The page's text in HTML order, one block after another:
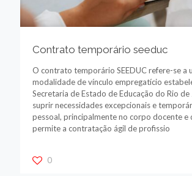
Contrato temporário seeduc
O contrato temporário SEEDUC refere-se a
modalidade de vínculo empregatício
Secretaria de Estado de Educação do Rio
suprir necessidades excepcionais e
pessoal, principalmente no corpo docente e
permite a contratação ágil de profissio
0